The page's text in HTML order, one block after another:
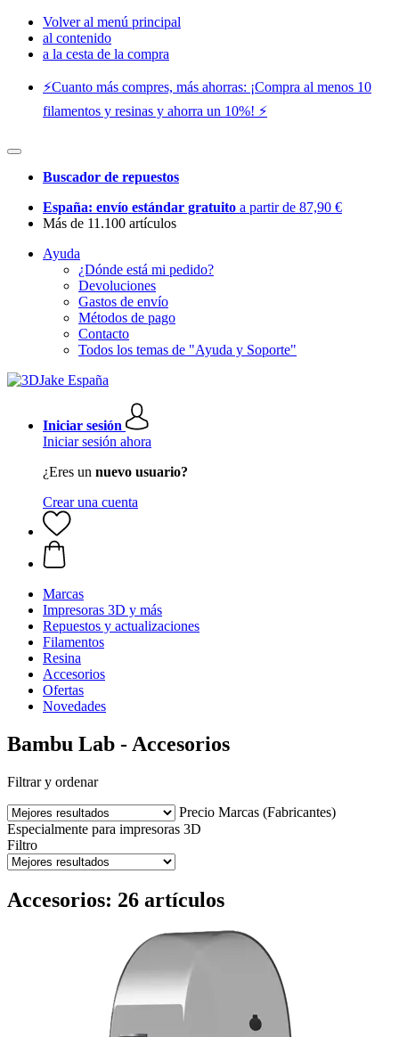
Volver al menú principal
al contenido
a la cesta de la compra
⚡️Cuanto más compres, más ahorras: ¡Compra al menos 10
filamentos y resinas y ahorra un 10%! ⚡️
Buscador de repuestos
España: envío estándar gratuito a partir de 87,90 €
Más de 11.100 artículos
Ayuda
¿Dónde está mi pedido?
Devoluciones
Gastos de envío
Métodos de pago
Contacto
Todos los temas de "Ayuda y Soporte"
Iniciar sesión
Iniciar sesión ahora
¿Eres un nuevo usuario?
Crear una cuenta
Marcas
Impresoras 3D y más
Repuestos y actualizaciones
Filamentos
Resina
Accesorios
Ofertas
Novedades
Bambu Lab - Accesorios
Filtrar y ordenar
Precio Marcas (Fabricantes)
Especialmente para impresoras 3D
Filtro
Accesorios: 26 artículos